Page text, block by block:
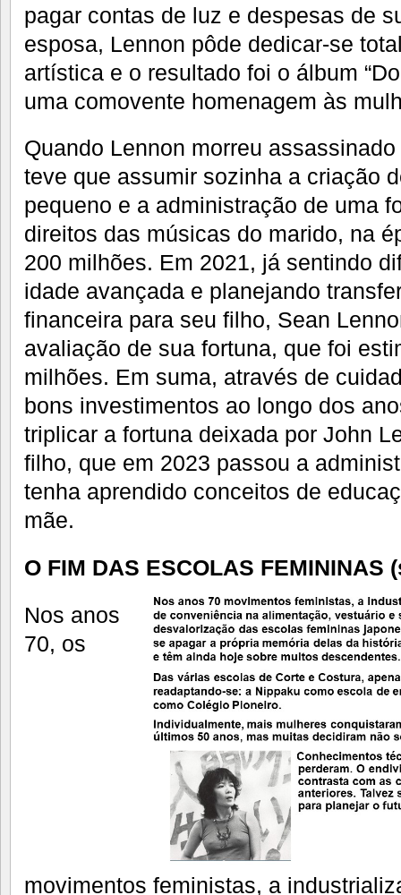
pagar contas de luz e despesas de
esposa, Lennon pôde dedicar-se
artística e o resultado foi o álbum
uma comovente homenagem às
Quando Lennon morreu
teve que assumir sozinha a criação
pequeno e a administração de uma
direitos das músicas do marido, na
200 milhões. Em 2021, já sentindo
idade avançada e planejando
financeira para seu filho, Sean
avaliação de sua fortuna, que foi
milhões. Em suma, através de
bons investimentos ao longo dos
triplicar a fortuna deixada por John
filho, que em 2023 passou a
tenha aprendido conceitos de
mãe.
O FIM DAS ESCOLAS FEMININAS
Nos anos
70, os
movimentos feministas, a